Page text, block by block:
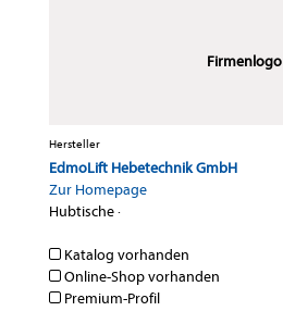
Firmenlogo
Hersteller
EdmoLift Hebetechnik GmbH
Zur Homepage
Hubtische·
Katalog vorhanden
Online-Shop vorhanden
Premium-Profil